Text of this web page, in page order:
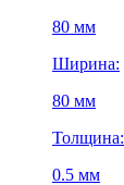
80 мм
Ширина:
80 мм
Толщина:
0.5 мм